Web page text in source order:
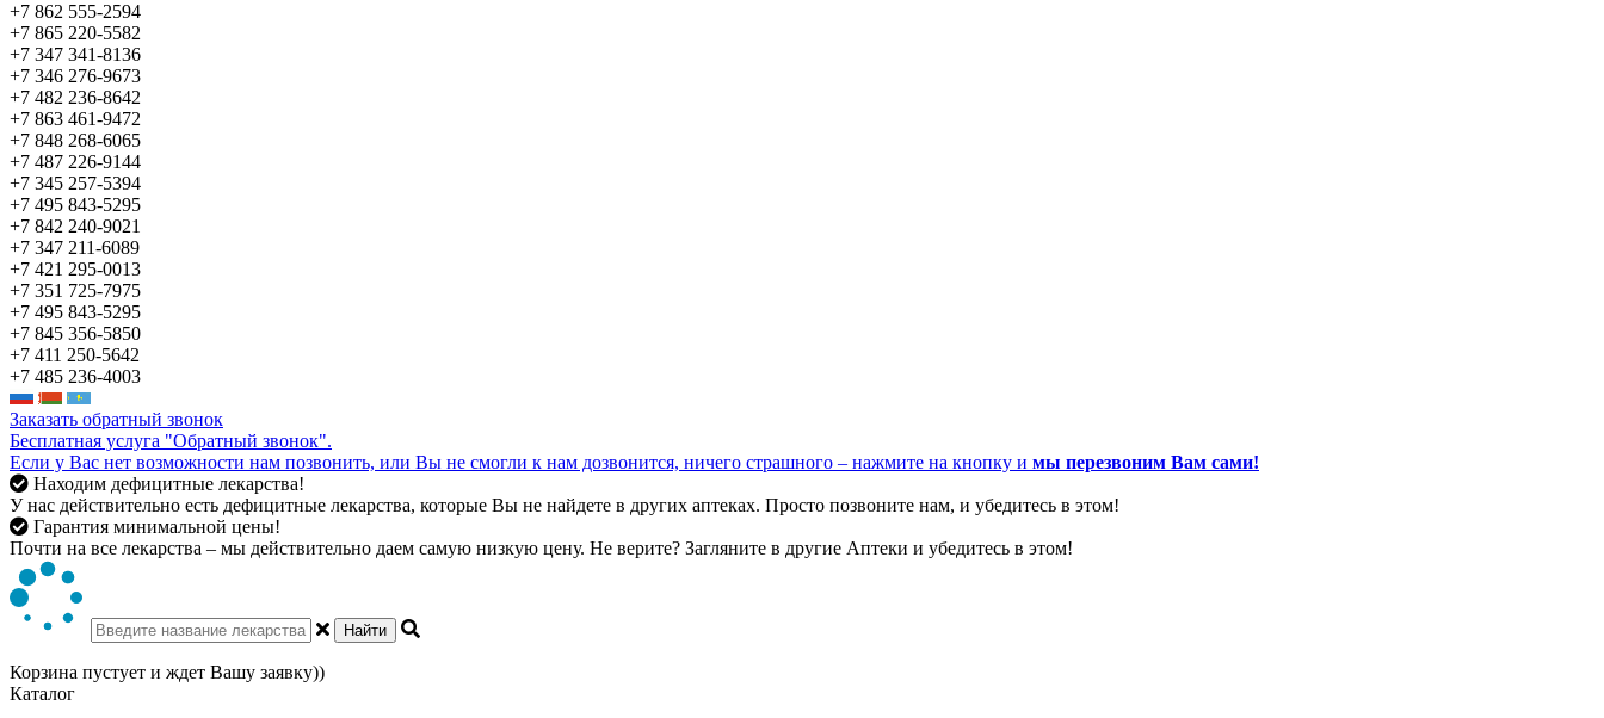
+7 862 555-2594
+7 865 220-5582
+7 347 341-8136
+7 346 276-9673
+7 482 236-8642
+7 863 461-9472
+7 848 268-6065
+7 487 226-9144
+7 345 257-5394
+7 495 843-5295
+7 842 240-9021
+7 347 211-6089
+7 421 295-0013
+7 351 725-7975
+7 495 843-5295
+7 845 356-5850
+7 411 250-5642
+7 485 236-4003
Заказать обратный звонок
Бесплатная услуга "Обратный звонок".
Если у Вас нет возможности нам позвонить, или Вы не смогли к нам дозвонится, ничего страшного – нажмите на кнопку и мы перезвоним Вам сами!
Находим дефицитные лекарства!
У нас действительно есть дефицитные лекарства, которые Вы не найдете в других аптеках. Просто позвоните нам, и убедитесь в этом!
Гарантия минимальной цены!
Почти на все лекарства – мы действительно даем самую низкую цену. Не верите? Загляните в другие Аптеки и убедитесь в этом!
Найти
Корзина пустует и ждет Вашу заявку))
Каталог